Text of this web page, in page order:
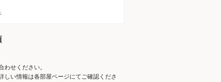
せください。
い情報は各部屋ページにてご確認くださ